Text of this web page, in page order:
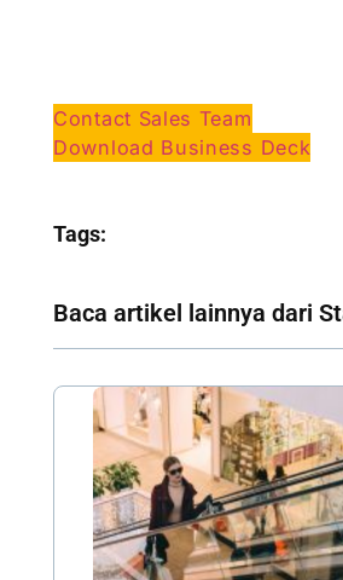
Contact Sales Team
Download Business Deck
Tags:
Baca artikel lainnya dari